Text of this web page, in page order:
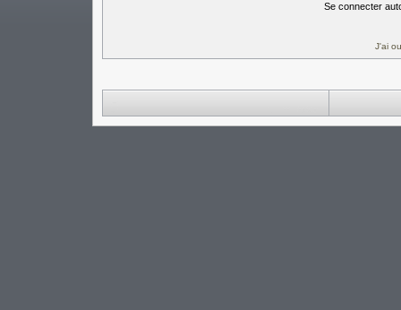
Se connecter
J'ai